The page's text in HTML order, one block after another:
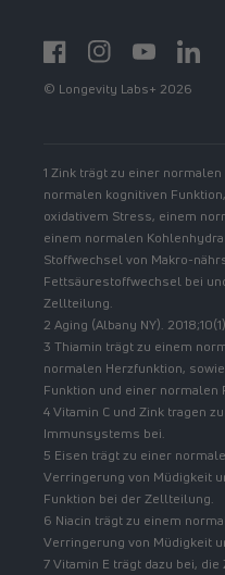
FacebookInstagramYouTubehttps://
© Longevity Labs+ 2026
1 Zink trägt zu einer
normalen kognitiven
oxidativem Stress, einem
einem normalen
Stoffwechsel von Makro-
Fettsäurestoffwechsel bei
Zellteilung.
2 Aging (Albany NY).
3 Thiamin trägt zu einem
normalen Herzfunktion,
Funktion und einer
4 Vitamin C und Zink tragen
Immunsystems bei.
5 Eisen trägt zu einer
Verringerung von Müdigkeit
Funktion bei der Zellteilung.
6 Niacin trägt zu einem
Verringerung von Müdigkeit
7 Vitamin E trägt dazu bei,